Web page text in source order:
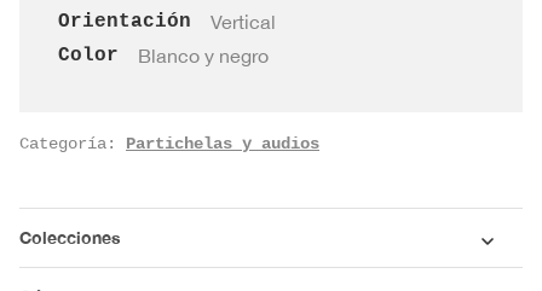
Orientación
Vertical
Color
Blanco y negro
Categoría: Partichelas y audios
Colecciones